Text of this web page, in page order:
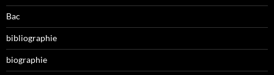
Bac
bibliographie
biographie